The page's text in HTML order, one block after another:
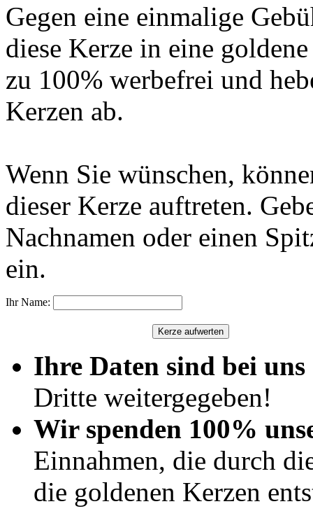
Gegen eine einmalige
diese Kerze in eine
zu 100% werbefrei und
Kerzen ab.
Wenn Sie wünschen,
dieser Kerze auftreten.
Nachnamen oder einen
ein.
Ihr Name:
Ihre Daten sind bei uns
Dritte weitergegeben!
Wir spenden 100%
Einnahmen, die durch
die goldenen Kerzen